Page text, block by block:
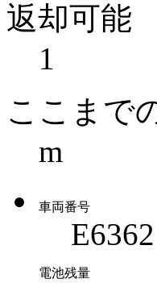
返却可能
1
ここまで
m
車両番号
E6362
電池残量